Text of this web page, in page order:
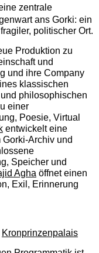
zentrale
ans Gorki: ein
politischer Ort.
Produktion zu
und
und ihre Company
klassischen
philosophischen
einer
Poesie, Virtual
entwickelt eine
Archiv und
Speicher und
Aghaöffnet einen
Exil, Erinnerung
Kronprinzenpalais